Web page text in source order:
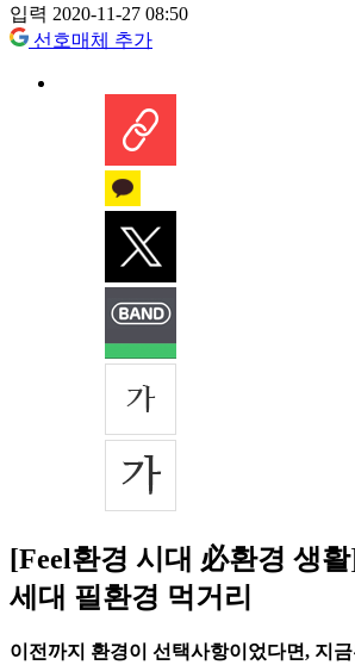
입력 2020-11-27 08:50
선호매체 추가
[Feel환경 시대 必환경 생
세대 필환경 먹거리
이전까지 환경이 선택사항이었다면, 지